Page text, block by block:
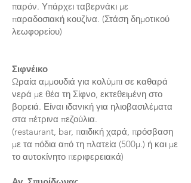
παρόν. Υπάρχει ταβερνάκι με
παραδοσιακή κουζίνα. (Στάση δημοτικού
λεωφορείου)
Σιφνέικο
Ωραία αμμουδιά για κολύμπι σε καθαρά
νερά με θέα τη Σίφνο, εκτεθειμένη στο
βορειά. Είναι ιδανική για ηλιοβασιλέματα
στα πέτρινα πεζούλια.
(restaurant, bar, παιδική χαρά, πρόσβαση
με τα πόδια από τη πλατεία (500μ.) ή και με
το αυτοκίνητο περιφερειακά)